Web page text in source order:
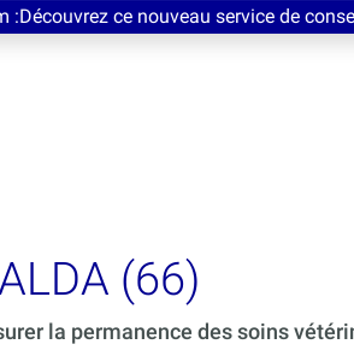
service de conseil vétérinaire
(66)
la permanence des soins